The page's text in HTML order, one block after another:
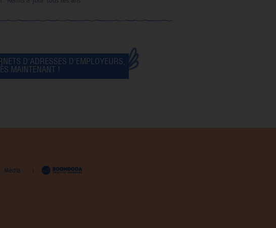
D'ADRESSES D'EMPLOYEURS,
MAINTENANT !
Média
Personnalisez vos préférences pour contrôler la manière dont vos informations sont